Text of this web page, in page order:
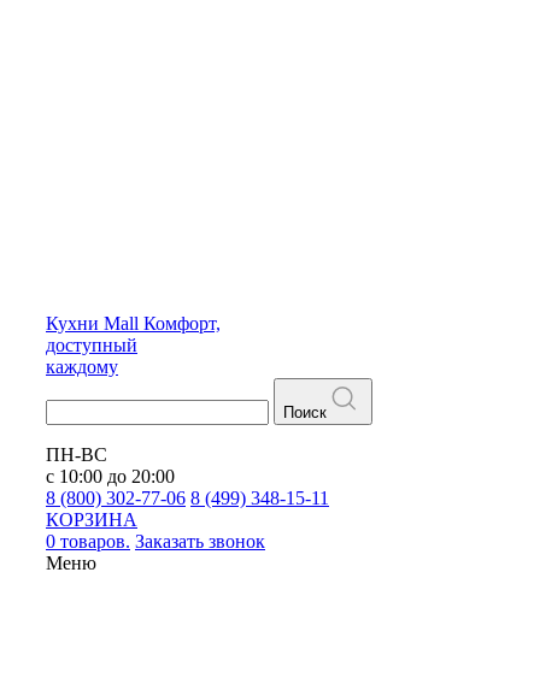
Кухни Mall Комфорт,
доступный
каждому
Поиск
ПН-ВС
с 10:00 до 20:00
8 (800) 302-77-06 8 (499) 348-15-11
КОРЗИНА
0 товаров. Заказать звонок
Меню